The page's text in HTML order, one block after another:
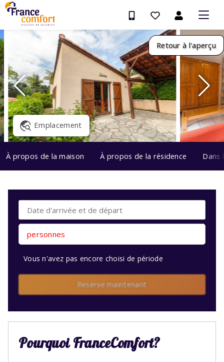
Retour à l'aperçu
Emplacement
À propos de la maison À propos de la résidence Dans
personnes
Vous n'avez pas encore choisi de période
Reserve maintenant
Pourquoi FranceComfort?